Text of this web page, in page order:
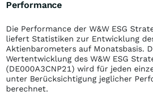
Performance
Die Performance der W&W ESG
liefert Statistiken zur Entwicklung
Aktienbarometers auf Monatsbasis.
Wertentwicklung des W&W ESG
(DE000A3CNP21) wird für jeden
unter Berücksichtigung jeglicher
berechnet.